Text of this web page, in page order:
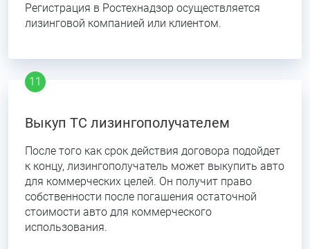
Регистрация в Ростехнадзор осуществляется
лизинговой компанией или клиентом.
Выкуп ТС лизингополучателем
После того как срок действия договора подойдет
к концу, лизингополучатель может выкупить авто
для коммерческих целей. Он получит право
собственности после погашения остаточной
стоимости авто для коммерческого
использования.